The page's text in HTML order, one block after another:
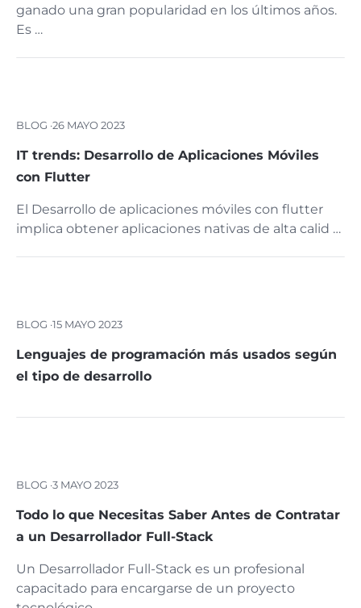
ganado una gran popularidad en los últimos años.
Es …
BLOG ·26 MAYO 2023
IT trends: Desarrollo de Aplicaciones Móviles
con Flutter
El Desarrollo de aplicaciones móviles con flutter
implica obtener aplicaciones nativas de alta calid …
BLOG ·15 MAYO 2023
Lenguajes de programación más usados según
el tipo de desarrollo
BLOG ·3 MAYO 2023
Todo lo que Necesitas Saber Antes de Contratar
a un Desarrollador Full-Stack
Un Desarrollador Full-Stack es un profesional
capacitado para encargarse de un proyecto